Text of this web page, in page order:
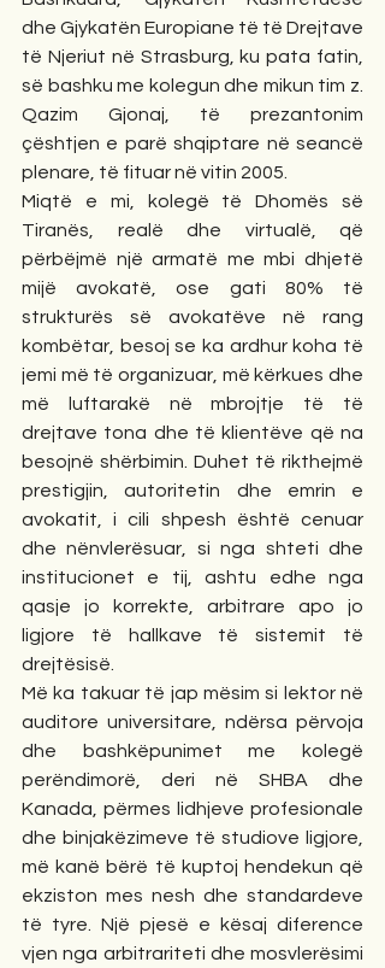
dhe Gjykatën Europiane të të Drejtave
të Njeriut në Strasburg, ku pata fatin,
së bashku me kolegun dhe mikun tim z.
Qazim Gjonaj, të prezantonim
çështjen e parë shqiptare në seancë
plenare, të fituar në vitin 2005.
Miqtë e mi, kolegë të Dhomës së
Tiranës, realë dhe virtualë, që
përbëjmë një armatë me mbi dhjetë
mijë avokatë, ose gati 80% të
strukturës së avokatëve në rang
kombëtar, besoj se ka ardhur koha të
jemi më të organizuar, më kërkues dhe
më luftarakë në mbrojtje të të
drejtave tona dhe të klientëve që na
besojnë shërbimin. Duhet të rikthejmë
prestigjin, autoritetin dhe emrin e
avokatit, i cili shpesh është cenuar
dhe nënvlerësuar, si nga shteti dhe
institucionet e tij, ashtu edhe nga
qasje jo korrekte, arbitrare apo jo
ligjore të hallkave të sistemit të
drejtësisë.
Më ka takuar të jap mësim si lektor në
auditore universitare, ndërsa përvoja
dhe bashkëpunimet me kolegë
perëndimorë, deri në SHBA dhe
Kanada, përmes lidhjeve profesionale
dhe binjakëzimeve të studiove ligjore,
më kanë bërë të kuptoj hendekun që
ekziston mes nesh dhe standardeve
të tyre. Një pjesë e kësaj diference
vjen nga arbitrariteti dhe mosvlerësimi